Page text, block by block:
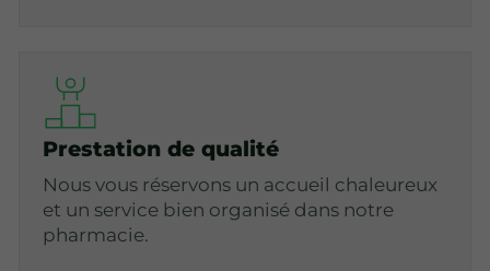
Prestation de qualité
Nous vous réservons un accueil chaleureux
et un service bien organisé dans notre
pharmacie.